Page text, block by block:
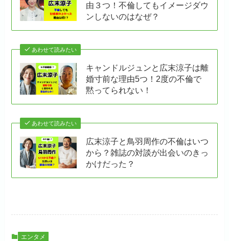
由３つ！不倫してもイメージダウ
ンしないのはなぜ？
あわせて読みたい
キャンドルジュンと広末涼子は離
婚寸前な理由5つ！2度の不倫で
黙ってられない！
あわせて読みたい
広末涼子と鳥羽周作の不倫はいつ
から？雑誌の対談が出会いのきっ
かけだった？
エンタメ